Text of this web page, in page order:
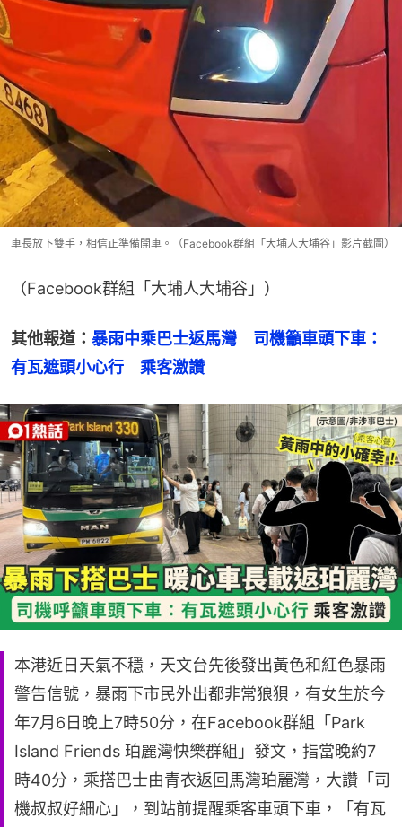
車長放下雙手，相信正準備開車。（Facebook群組「大埔人大埔谷」影片截圖）
（Facebook群組「大埔人大埔谷」）
其他報道： 暴雨中乘巴士返馬灣　司機籲車頭下車：
有瓦遮頭小心行　乘客激讚
本港近日天氣不穩，天文台先後發出黃色和紅色暴雨
警告信號，暴雨下市民外出都非常狼狽，有女生於今
年7月6日晚上7時50分，在Facebook群組「Park
Island Friends 珀麗灣快樂群組」發文，指當晚約7
時40分，乘搭巴士由青衣返回馬灣珀麗灣，大讚「司
機叔叔好細心」，到站前提醒乘客車頭下車，「有瓦